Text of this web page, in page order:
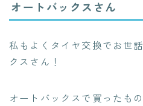
オートバックスさん
私もよくタイヤ交換でお世
クスさん！
オートバックスで買ったも